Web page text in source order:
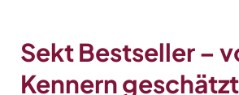
Sekt Bestseller –
Kennern